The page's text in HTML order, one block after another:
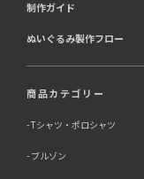
制作ガイド
ぬいぐるみ製作フロー
商品カテゴリー
Tシャツ・ポロシャツ
ブルゾン